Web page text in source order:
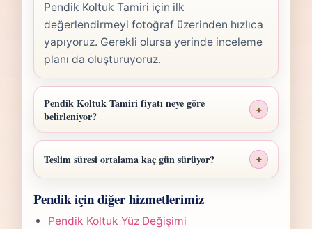
Pendik Koltuk Tamiri için ilk
değerlendirmeyi fotoğraf üzerinden hızlıca
yapıyoruz. Gerekli olursa yerinde inceleme
planı da oluşturuyoruz.
Pendik Koltuk Tamiri fiyatı neye göre
belirleniyor?
+
Pendik Koltuk Tamiri fiyatı; ölçü, malzeme
sınıfı, işçilik yoğunluğu ve teslim planına
göre belirlenir. Fotoğraf gönderdiğinizde
hızlıca anlaşılır bir aralık paylaşırız.
Teslim süresi ortalama kaç gün sürüyor? +
işlemin kapsamına göre değişir. Çoğu
projede 5-7 iş günü hedefiyle çalışır, olası
Pendik için diğer hizmetlerimiz
Pendik Koltuk Yüz Değişimi